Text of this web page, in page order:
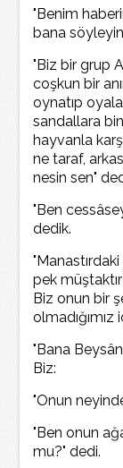
"Benim
bana
"Biz bir grup
coşkun bir
oynatıp
sandallara
hayvanla
ne taraf,
nesin sen"
"Ben
dedik.
pek
Biz onun bir
"Bana
Biz:
"Onun
"Ben onun
mu?" dedi.